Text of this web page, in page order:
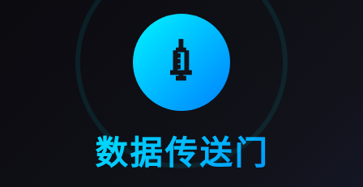
💉
数据传送门